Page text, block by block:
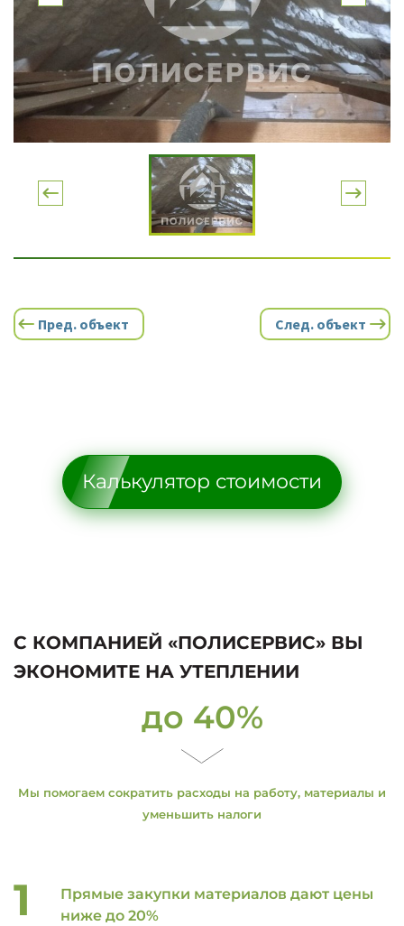
Пред. объект След. объект
Калькулятор стоимости
С КОМПАНИЕЙ «ПОЛИСЕРВИС» ВЫ
ЭКОНОМИТЕ НА УТЕПЛЕНИИ
до 40%
Мы помогаем сократить расходы на работу, материалы и
уменьшить налоги
Прямые закупки материалов дают цены
ниже до 20%